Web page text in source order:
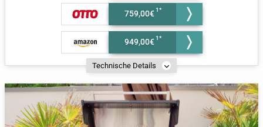
759,00€
949,00€
Technische Details